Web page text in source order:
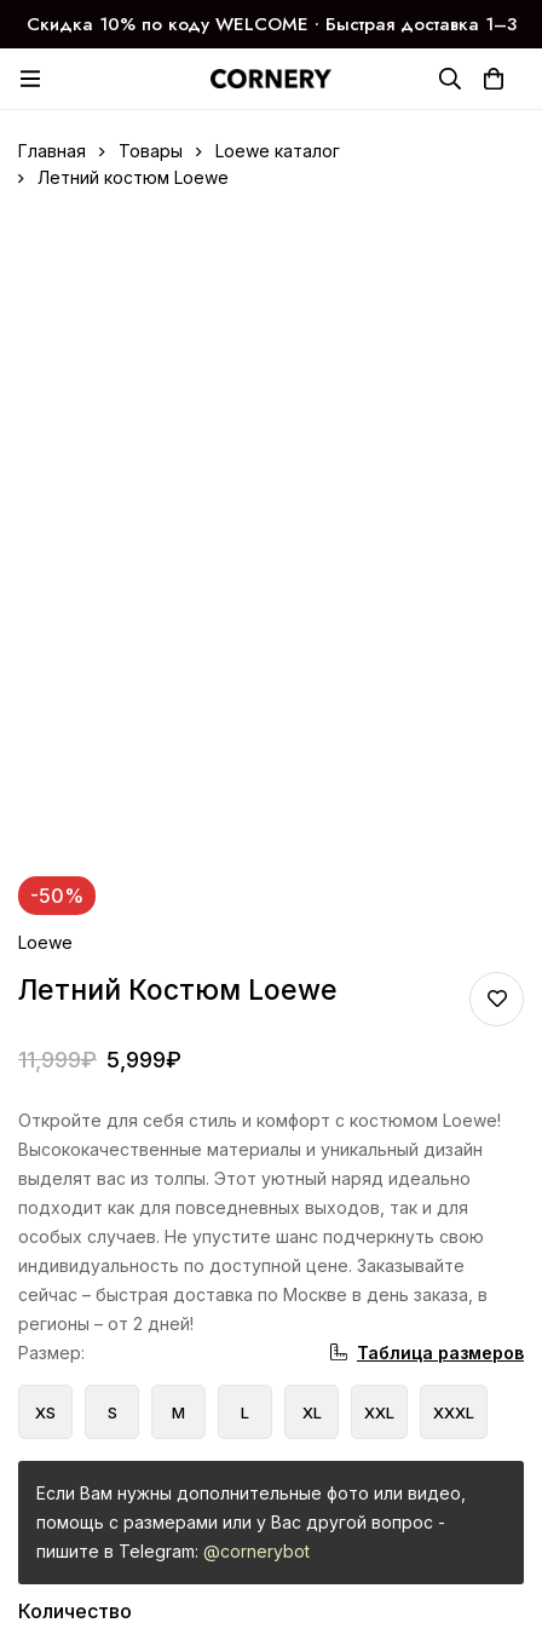
Скидка 10% по коду WELCOME ∙ Быстрая доставка 1–3
дня
Главная Товары
Loewe каталог
Летний костюм Loewe
-50%
Loewe
Летний Костюм Loewe
11,999₽ 5,999₽
Откройте для себя стиль и комфорт с костюмом Loewe!
Высококачественные материалы и уникальный дизайн
выделят вас из толпы. Этот уютный наряд идеально
подходит как для повседневных выходов, так и для
особых случаев. Не упустите шанс подчеркнуть свою
индивидуальность по доступной цене. Заказывайте
сейчас – быстрая доставка по Москве в день заказа, в
регионы – от 2 дней!
Размер: Таблица размеров
XS S M L XL XXL XXXL
Если Вам нужны дополнительные фото или видео,
помощь с размерами или у Вас другой вопрос -
пишите в Telegram: @cornerybot
Количество